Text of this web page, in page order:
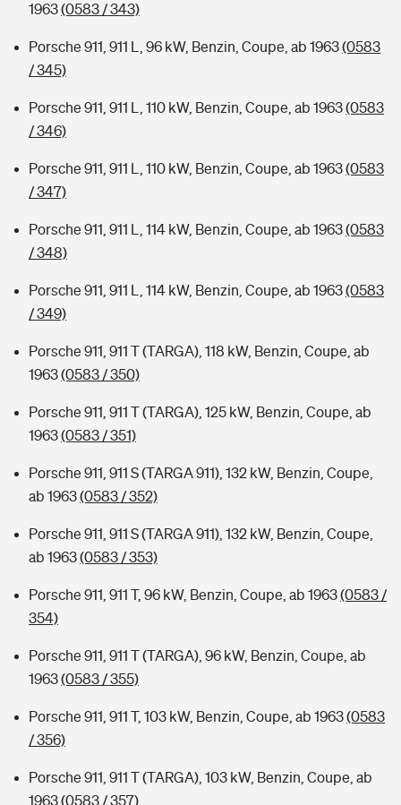
1963(0583 / 343)
Porsche 911, 911 L, 96 kW, Benzin, Coupe, ab 1963(0583
/ 345)
Porsche 911, 911 L, 110 kW, Benzin, Coupe, ab 1963(0583
/ 346)
Porsche 911, 911 L, 110 kW, Benzin, Coupe, ab 1963(0583
/ 347)
Porsche 911, 911 L, 114 kW, Benzin, Coupe, ab 1963(0583
/ 348)
Porsche 911, 911 L, 114 kW, Benzin, Coupe, ab 1963(0583
/ 349)
Porsche 911, 911 T (TARGA), 118 kW, Benzin, Coupe, ab
1963(0583 / 350)
Porsche 911, 911 T (TARGA), 125 kW, Benzin, Coupe, ab
1963(0583 / 351)
Porsche 911, 911 S (TARGA 911), 132 kW, Benzin, Coupe,
ab 1963(0583 / 352)
Porsche 911, 911 S (TARGA 911), 132 kW, Benzin, Coupe,
ab 1963(0583 / 353)
Porsche 911, 911 T, 96 kW, Benzin, Coupe, ab 1963(0583 /
354)
Porsche 911, 911 T (TARGA), 96 kW, Benzin, Coupe, ab
1963(0583 / 355)
Porsche 911, 911 T, 103 kW, Benzin, Coupe, ab 1963(0583
/ 356)
Porsche 911, 911 T (TARGA), 103 kW, Benzin, Coupe, ab
1963(0583 / 357)